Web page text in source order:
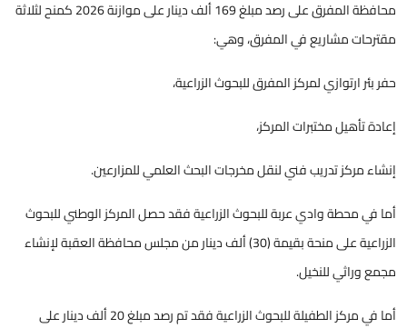
محافظة المفرق على رصد مبلغ 169 ألف دينار على موازنة 2026 كمنح لثلاثة
مقترحات مشاريع في المفرق، وهي:
حفر بئر ارتوازي لمركز المفرق للبحوث الزراعية،
إعادة تأهيل مختبرات المركز،
إنشاء مركز تدريب فني لنقل مخرجات البحث العلمي للمزارعين.
أما في محطة وادي عربة للبحوث الزراعية فقد حصل المركز الوطني للبحوث
الزراعية على منحة بقيمة (30) ألف دينار من مجلس محافظة العقبة لإنشاء
مجمع وراثي للنخيل.
أما في مركز الطفيلة للبحوث الزراعية فقد تم رصد مبلغ 20 ألف دينار على